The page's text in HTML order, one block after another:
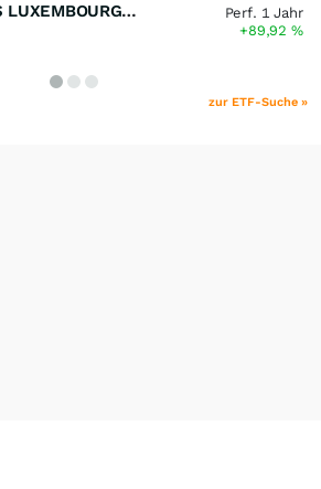
MULTI UNITS LUXEMBOURG - Lyxor MSCI Semiconductors ESG Filtered
Perf. 1 Jahr
+89,92%
zur ETF-Suche »